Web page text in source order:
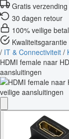
Gratis
30 dagen retour
100% veilige
Kwaliteitsgarantie
/ IT & Connectiviteit /
HDMI female naar
aansluitingen